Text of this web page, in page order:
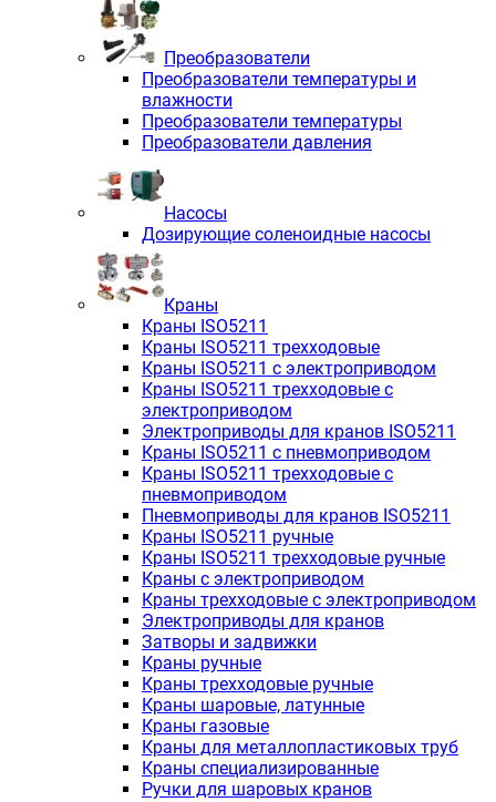
Преобразователи
Преобразователи температуры и
влажности
Преобразователи температуры
Преобразователи давления
Насосы
Дозирующие соленоидные насосы
Краны
Краны ISO5211
Краны ISO5211 трехходовые
Краны ISO5211 с электроприводом
Краны ISO5211 трехходовые с
электроприводом
Электроприводы для кранов ISO5211
Краны ISO5211 с пневмоприводом
Краны ISO5211 трехходовые с
пневмоприводом
Пневмоприводы для кранов ISO5211
Краны ISO5211 ручные
Краны ISO5211 трехходовые ручные
Краны с электроприводом
Краны трехходовые с электроприводом
Электроприводы для кранов
Затворы и задвижки
Краны ручные
Краны трехходовые ручные
Краны шаровые, латунные
Краны газовые
Краны для металлопластиковых труб
Краны специализированные
Ручки для шаровых кранов